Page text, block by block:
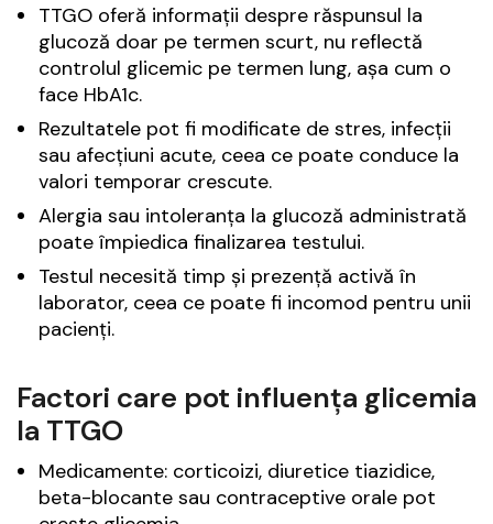
TTGO oferă informații despre răspunsul la
glucoză doar pe termen scurt, nu reflectă
controlul glicemic pe termen lung, așa cum o
face HbA1c.
Rezultatele pot fi modificate de stres, infecții
sau afecțiuni acute, ceea ce poate conduce la
valori temporar crescute.
Alergia sau intoleranța la glucoză administrată
poate împiedica finalizarea testului.
Testul necesită timp și prezență activă în
laborator, ceea ce poate fi incomod pentru unii
pacienți.
Factori care pot influența glicemia
la TTGO
Medicamente: corticoizi, diuretice tiazidice,
beta-blocante sau contraceptive orale pot